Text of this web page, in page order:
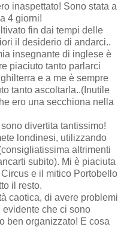
inaspettato! Sono stata a
4 giorni!
fin dai tempi delle
il desiderio di andarci..
insegnante di inglese è
piaciuto tanto parlarci
e a me è sempre
tanto ascoltarla..(Inutile
ero una secchiona nella
divertita tantissimo!
londinesi, utilizzando
altrimenti
subito). Mi è piaciuta
e il mitico Portobello
il resto.
caotica, di avere problemi
che ci sono
ben organizzato! E cosa